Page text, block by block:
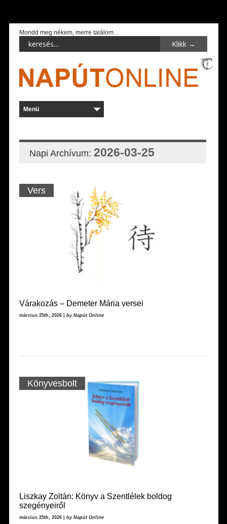
Mondd meg nékem, merre találom…
Napi Archívum: 2026-03-25
Vers
Várakozás – Demeter Mária versei
március 25th, 2026 | by Napút Online
Könyvesbolt
Liszkay Zoltán: Könyv a Szentlélek boldog
szegényeiről
március 25th, 2026 | by Napút Online